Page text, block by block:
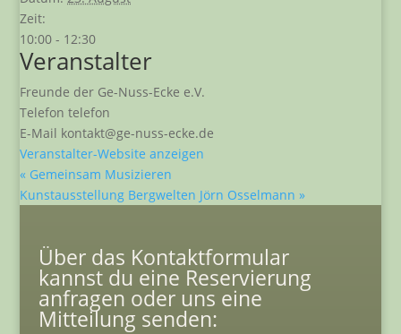
Zeit:
10:00 - 12:30
Veranstalter
Freunde der Ge-Nuss-Ecke e.V.
Telefontelefon
E-Mail kontakt@ge-nuss-ecke.de
Veranstalter-Website anzeigen
« Gemeinsam Musizieren
Kunstausstellung Bergwelten Jörn Osselmann»
Über das Kontaktformular
kannst du eine Reservierung
anfragen oder uns eine
Mitteilung senden: